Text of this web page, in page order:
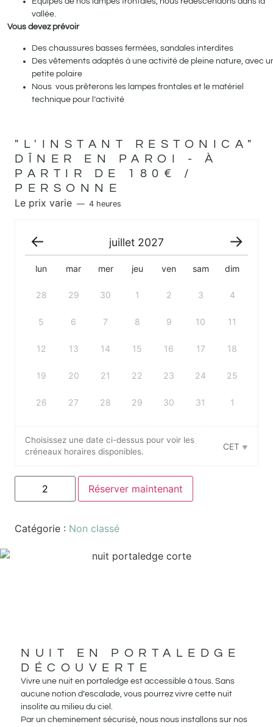
vallée.
Vous devez prévoir
Des chaussures basses fermées, sandales interdites
Des vêtements adaptés à une activité de pleine nature, avec
petite polaire
Nous vous prêterons les lampes frontales et le matériel
technique pour l’activité
"L'INSTANT RESTONICA"
DÎNER EN PAROI - À
PARTIR DE 180€ /
PERSONNE
Le prix varie
4 heures
juillet 2027
lun mar mer jeu ven sam dim
28 29 30 1 2 3 4
5 6 7 8 9 10 11
12 13 14 15 16 17 18
19 20 21 22 23 24 25
26 27 28 29 30 31 1
Choisissez une date ci-dessus pour voir les
créneaux horaires disponibles.
CET
Réserver maintenant
Catégorie : Non classé
NUIT EN PORTALEDGE
DÉCOUVERTE
Vivre une nuit en portaledge est accessible à tous. Sans
aucune notion d’escalade, vous pourrez vivre cette nuit
insolite au milieu du ciel.
Par un cheminement sécurisé, nous nous installons sur nos